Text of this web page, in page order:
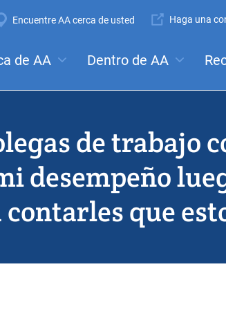
Encuentre AA cerca de usted Haga una
de AA Dentro de AA
de trabajo
desempeño
que